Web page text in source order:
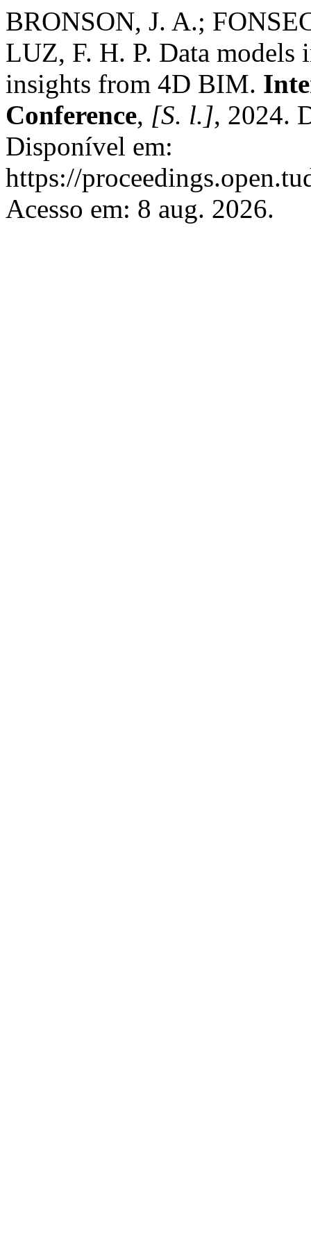
BRONSON, J. A.;
LUZ, F. H. P. Data models
insights from 4D BIM.
Conference, [S. l.], 2024.
Disponível em:
https://
Acesso em: 8 aug. 2026.